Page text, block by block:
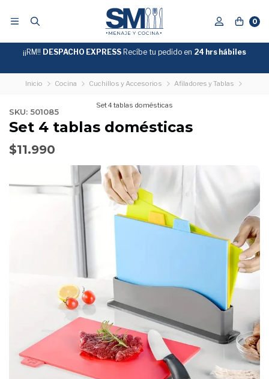
0
GRATIS
SOBRE
¡¡RM!! DESPACHO EXPRESS Recíbe tu pedido en 24 hrs hábiles
Inicio Cocina Cuchillos y Accesorios Afiladores y Tablas
Set 4 tablas domésticas
SKU: 501085
Set 4 tablas domésticas
$11.990